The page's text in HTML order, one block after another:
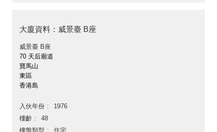
大廈資料：威景臺 B座
威景臺 B座
70 天后廟道
寶馬山
東區
香港島
入伙年份
1976
樓齡
48
樓盤類型
住宅